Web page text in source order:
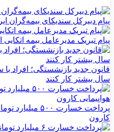
پیام دبیرکل سندیکای بیمه‌گران
پیام تبریک مدیرعامل بیمه
سال بیشتر کار کنند
پرداخت خسارت
کارون